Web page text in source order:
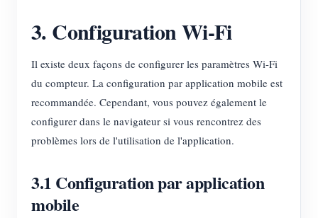
3. Configuration Wi-Fi
Il existe deux façons de configurer les paramètres Wi-Fi
du compteur. La configuration par application mobile est
recommandée. Cependant, vous pouvez également le
configurer dans le navigateur si vous rencontrez des
problèmes lors de l'utilisation de l'application.
3.1 Configuration par application
mobile